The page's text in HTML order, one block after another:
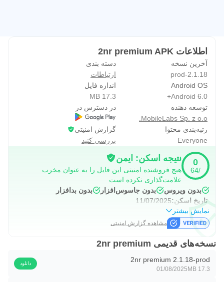
اطلاعات 2nr premium APK
آخرین نسخه
2.1.18-prod
دسته بندی
ارتباطات
Android OS
Android 6.0+
اندازه فایل
17.3 MB
توسعه دهنده
MobileLabs Sp. z o.o.
در دسترس در
رتبه‌بندی محتوا
Everyone
گزارش امنیتی
بررسی کنید
0
/64
نتیجه اسکن: ایمن
هیچ فروشنده امنیتی این فایل را به عنوان مخرب
علامت‌گذاری نکرده است
بدون ویروس
بدون جاسوس‌افزار
بدون بدافزار
تاریخ اسکن:11/07/2025
نمایش بیشتر
مشاهده گزارش امنیتی
نسخه‌های قدیمی 2nr premium
2nr premium 2.1.18-prod
17.3 MB
01/08/2025
دانلود